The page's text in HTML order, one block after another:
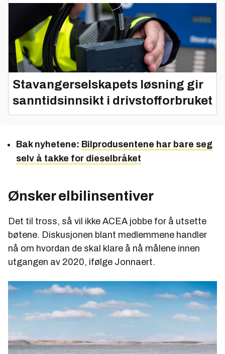
Stavangerselskapets løsning gir
sanntidsinnsikt i drivstofforbruket
Bak nyhetene: Bilprodusentene har bare seg
selv å takke for dieselbråket
Ønsker elbilinsentiver
Det til tross, så vil ikke ACEA jobbe for å utsette
bøtene. Diskusjonen blant medlemmene handler
nå om hvordan de skal klare å nå målene innen
utgangen av 2020, ifølge Jonnaert.